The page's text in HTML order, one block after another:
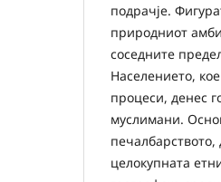
подрачје.
природниот
соседните
Населението,
процеси, денес
муслимани.
печалбарството,
целокупната